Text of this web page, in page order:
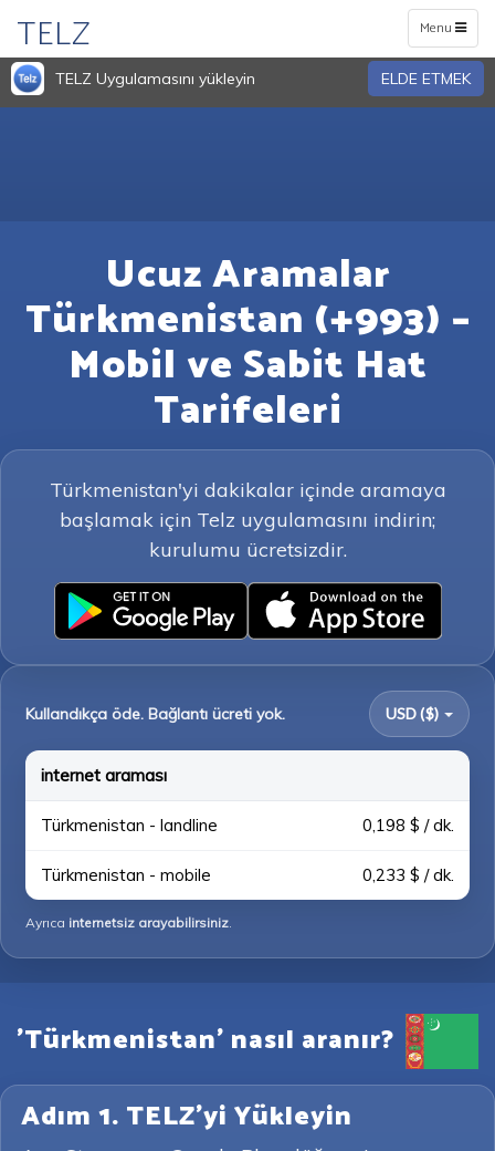
Toggle
navigation
Menu
TELZ
TELZ Uygulamasını yükleyin ELDE ETMEK
Ucuz Aramalar
Türkmenistan (+993) –
Mobil ve Sabit Hat
Tarifeleri
Türkmenistan'yi dakikalar içinde aramaya
başlamak için Telz uygulamasını indirin;
kurulumu ücretsizdir.
Kullandıkça öde. Bağlantı ücreti yok. USD ($)
internet araması
Türkmenistan - landline 0,198 $ / dk.
Türkmenistan - mobile 0,233 $ / dk.
Ayrıca internetsiz arayabilirsiniz.
'Türkmenistan' nasıl aranır?
Adım 1. TELZ'yi Yükleyin